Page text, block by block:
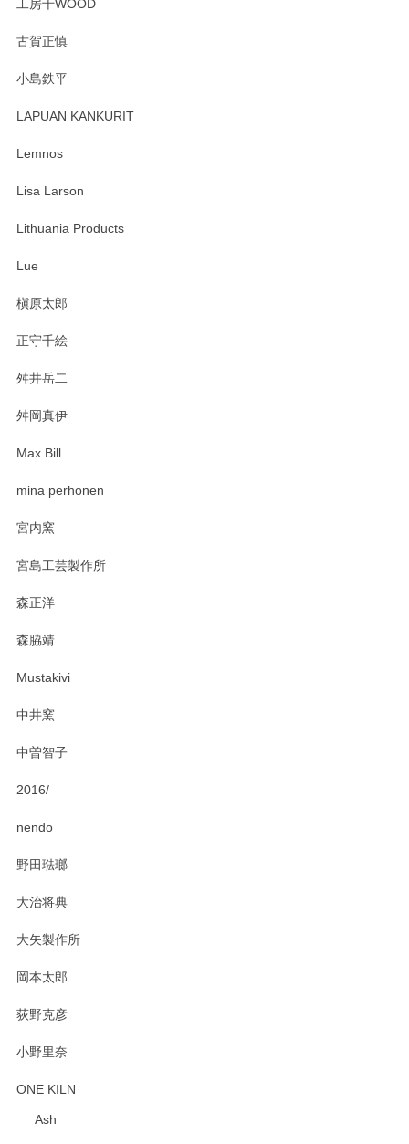
す。 素敵な湯呑みでとても気に入りました。 発送も早く、
たm(_)m
います。無事に届いたようで安心いたしまし
おかけしました。 ありがとうございます。
工房千WOOD
古賀正慎
小島鉄平
LAPUAN KANKURIT
Lemnos
Lisa Larson
Lithuania Products
Lue
槇原太郎
正守千絵
舛井岳二
舛岡真伊
Max Bill
mina perhonen
宮内窯
宮島工芸製作所
森正洋
森脇靖
Mustakivi
中井窯
中曽智子
2016/
nendo
野田琺瑯
大治将典
大矢製作所
岡本太郎
荻野克彦
小野里奈
ONE KILN
Ash